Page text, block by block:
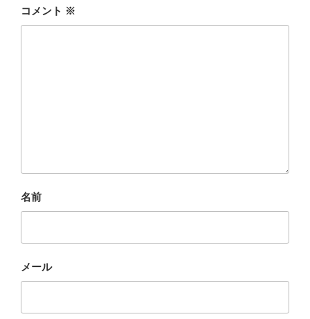
コメント ※
名前
メール